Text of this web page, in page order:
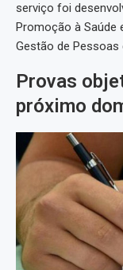
serviço foi
Promoção à Saúde
Gestão de Pessoas
Provas
próximo